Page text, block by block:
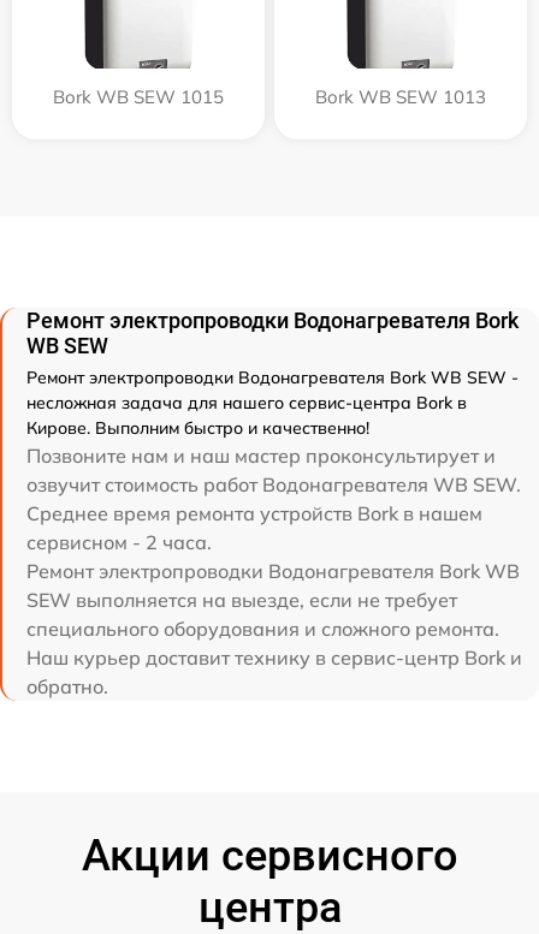
Bork WB SEW 1015 Bork WB SEW 1013
Ремонт электропроводки Водонагревателя Bork
WB SEW
Ремонт электропроводки Водонагревателя Bork WB SEW -
несложная задача для нашего сервис-центра Bork в
Кирове. Выполним быстро и качественно!
Позвоните нам и наш мастер проконсультирует и
озвучит стоимость работ Водонагревателя WB SEW.
Среднее время ремонта устройств Bork в нашем
сервисном - 2 часа.
Ремонт электропроводки Водонагревателя Bork WB
SEW выполняется на выезде, если не требует
специального оборудования и сложного ремонта.
Наш курьер доставит технику в сервис-центр Bork и
обратно.
Акции сервисного
центра